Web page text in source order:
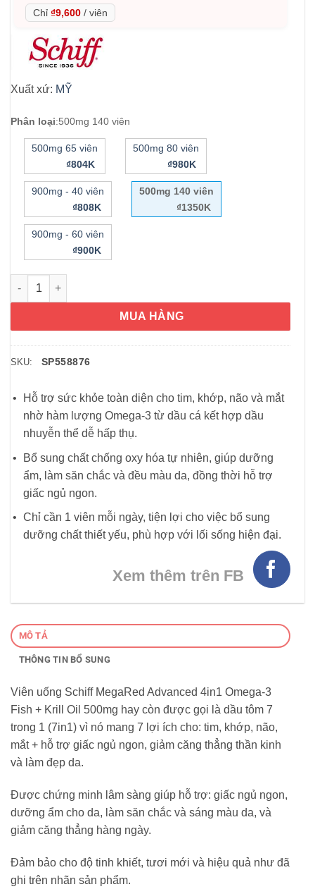
Chỉ ₫9,600 / viên
Xuất xứ: MỸ
Phân loại:500mg 140 viên
500mg 65 viên
₫804K
500mg 80 viên
₫980K
900mg - 40 viên
₫808K
500mg 140 viên
₫1350K
900mg - 60 viên
₫900K
Dầu tôm hỗ trợ sức khỏe toàn diện MegaRed Advanced 4in1
MUA HÀNG
SKU: SP558876
Hỗ trợ sức khỏe toàn diện cho tim, khớp, não và mắt
nhờ hàm lượng Omega-3 từ dầu cá kết hợp dầu
nhuyễn thể dễ hấp thụ.
Bổ sung chất chống oxy hóa tự nhiên, giúp dưỡng
ẩm, làm săn chắc và đều màu da, đồng thời hỗ trợ
giấc ngủ ngon.
Chỉ cần 1 viên mỗi ngày, tiện lợi cho việc bổ sung
dưỡng chất thiết yếu, phù hợp với lối sống hiện đại.
Xem thêm trên FB
MÔ TẢ
THÔNG TIN BỔ SUNG
Viên uống Schiff MegaRed Advanced 4in1 Omega-3
Fish + Krill Oil 500mg hay còn được gọi là dầu tôm 7
trong 1 (7in1) vì nó mang 7 lợi ích cho: tim, khớp, não,
mắt + hỗ trợ giấc ngủ ngon, giảm căng thẳng thần kinh
và làm đẹp da.
Được chứng minh lâm sàng giúp hỗ trợ: giấc ngủ ngon,
dưỡng ẩm cho da, làm săn chắc và sáng màu da, và
giảm căng thẳng hàng ngày.
Đảm bảo cho độ tinh khiết, tươi mới và hiệu quả như đã
ghi trên nhãn sản phẩm.